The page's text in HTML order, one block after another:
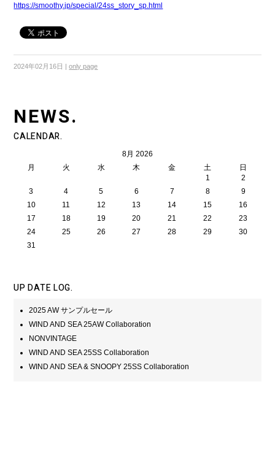
https://smoothy.jp/special/24ss_story_sp.html
2024年02月16日 | only page
NEWS.
CALENDAR.
8月 2026
月
火 水 木 金 土
日
1
2
3
4 5 6 7 8
9
10
11 12 13 14 15
16
17
18 19 20 21 22
23
24
25 26 27 28 29
30
31
UP DATE LOG.
2025 AW サンプルセール
WIND AND SEA 25AW Collaboration
NONVINTAGE
WIND AND SEA 25SS Collaboration
WIND AND SEA & SNOOPY 25SS Collaboration